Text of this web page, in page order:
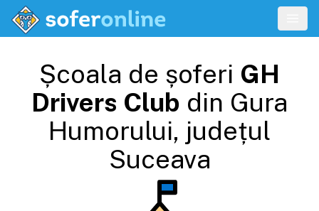
Școala de șoferi GH
Drivers Club din Gura
Humorului, județul
Suceava